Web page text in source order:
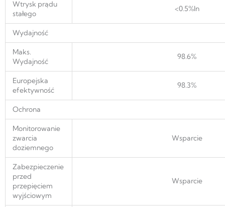
Wtrysk prądu
stałego
<0.5%ln
Wydajność
Maks.
Wydajność
98.6%
Europejska
efektywność
98.3%
Ochrona
Monitorowanie
zwarcia
doziemnego
Wsparcie
Zabezpieczenie
przed
przepięciem
wyjściowym
Wsparcie